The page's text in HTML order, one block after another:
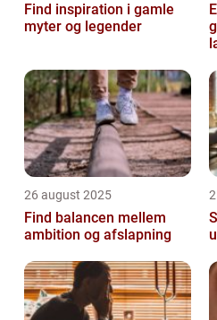
Find inspiration i gamle
myter og legender
26 august 2025
Find balancen mellem
ambition og afslapning